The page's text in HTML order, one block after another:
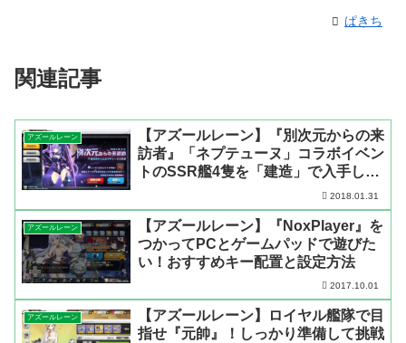
ぱきち
関連記事
アズールレーン
【アズールレーン】『別次元からの来
訪者』「ネプテューヌ」コラボイベン
トのSSR艦4隻を「建造」で入手しよ
2018.01.31
アズールレーン
【アズールレーン】『NoxPlayer』を
つかってPCとゲームパッドで遊びた
い！おすすめキー配置と設定方法
2017.10.01
アズールレーン
【アズールレーン】ロイヤル艦隊で目
指せ『元帥』！しっかり準備して挑戦